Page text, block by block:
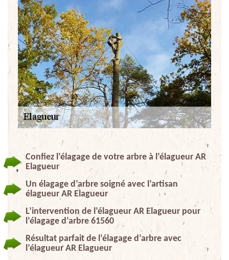
Confiez l’élagage de votre arbre à l’élagueur AR
Elagueur
Un élagage d’arbre soigné avec l’artisan
élagueur AR Elagueur
L’intervention de l’élagueur AR Elagueur pour
l’élagage d’arbre 61560
Résultat parfait de l’élagage d’arbre avec
l’élagueur AR Elagueur